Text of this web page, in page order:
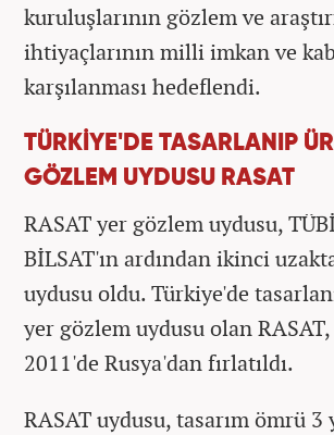
kuruluşlarının gözlem ve
ihtiyaçlarının milli imkan ve
karşılanması hedeflendi.
TÜRKİYE'DE TASARLANIP
GÖZLEM UYDUSU RASAT
RASAT yer gözlem uydusu,
BİLSAT'ın ardından ikinci
uydusu oldu. Türkiye'de
yer gözlem uydusu olan
2011'de Rusya'dan fırlatıldı.
RASAT uydusu, tasarım ömrü 3